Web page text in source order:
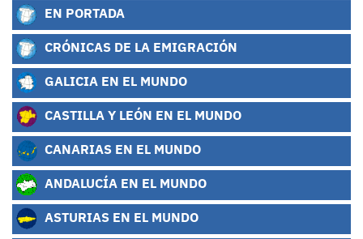
EN PORTADA
CRÓNICAS DE LA EMIGRACIÓN
GALICIA EN EL MUNDO
CASTILLA Y LEÓN EN EL MUNDO
CANARIAS EN EL MUNDO
ANDALUCÍA EN EL MUNDO
ASTURIAS EN EL MUNDO